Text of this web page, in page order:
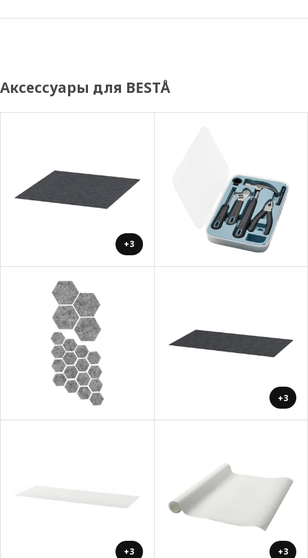
Аксессуары для BESTÅ
+3
+3
+3 +3